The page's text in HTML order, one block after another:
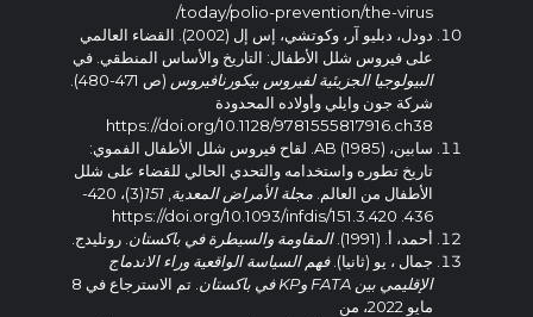
today/polio-prevention/the-virus/
دودل، دبليو آر، وكوتشي، إس إل (2002). القضاء العالمي
على فيروس شلل الأطفال: التاريخ والأساس المنطقي. في
البيولوجيا الجزيئية لفيروس بيكورنافيروس
(ص 471-480).
شركة جون وايلي وأولاده المحدودة
https://doi.org/10.1128/9781555817916.ch38
سابين، AB (1985). لقاح فيروس شلل الأطفال الفموي:
تاريخ تطوره واستخدامه والتحدي الحالي للقضاء على شلل
الأطفال من العالم.مجلة الأمراض المعدية,
151
(3)، 420-
أحمد، أ. (1991).
المقاومة والسيطرة في باكستان. روتليدج.
جمال ، يو (ثانيا).فهم السياسة الواقعية وراء الاندماج
الإقليمي بين FATA وKP في باكستان
. تم الاسترجاع في 8
مايو 2022، من